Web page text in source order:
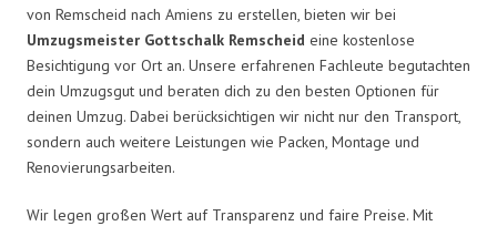
von Remscheid nach Amiens zu erstellen, bieten wir bei
Umzugsmeister Gottschalk Remscheid eine kostenlose
Besichtigung vor Ort an. Unsere erfahrenen Fachleute begutachten
dein Umzugsgut und beraten dich zu den besten Optionen für
deinen Umzug. Dabei berücksichtigen wir nicht nur den Transport,
sondern auch weitere Leistungen wie Packen, Montage und
Renovierungsarbeiten.
Wir legen großen Wert auf Transparenz und faire Preise. Mit